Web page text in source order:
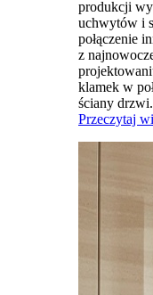
produkcji
uchwytów i
połączenie
z
klamek w
ściany
Przeczytaj